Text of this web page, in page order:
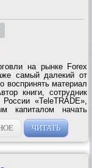
на рынке Forex
самый далекий от
воспринять материал
книги, сотрудник
«TeleTRADE»,
капиталом начать
на рынке Forex. При
ЧИТАТЬ